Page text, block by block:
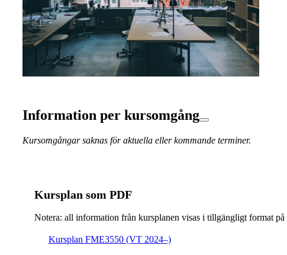
Information per kursomgång
Kursomgångar saknas för aktuella eller kommande terminer.
Kursplan som PDF
Notera: all information från kursplanen visas i tillgängligt format på
Kursplan FME3550 (VT 2024–)